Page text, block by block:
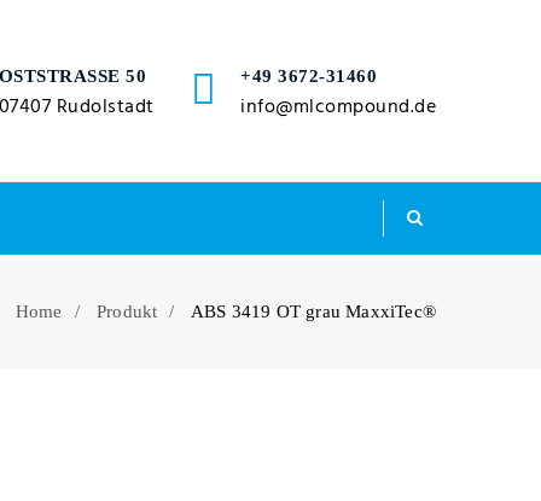
50
Rudolstadt
+49 3672-31460
info@mlcompound.de
Home Produkt ABS 3419 OT grau MaxxiTec®